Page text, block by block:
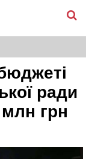
ради
грн